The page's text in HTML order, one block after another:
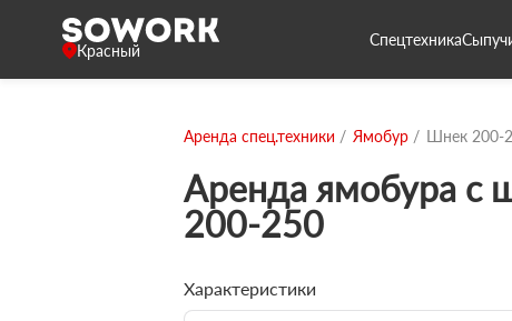
Красный
Спецтехника
Аренда спец.техники Ямобур Шнек 200-
Аренда ямобура с
200-250
Характеристики